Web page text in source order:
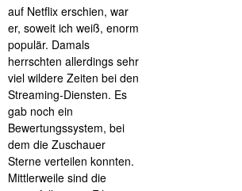
auf Netflix erschien, war
er, soweit ich weiß, enorm
populär. Damals
herrschten allerdings sehr
viel wildere Zeiten bei den
Streaming-Diensten. Es
gab noch ein
Bewertungssystem, bei
dem die Zuschauer
Sterne verteilen konnten.
Mittlerweile sind die